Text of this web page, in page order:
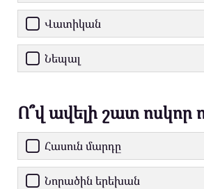
Վատիկան
Նեպալ
Ո՞վ ավելի շատ ոսկոր
Հասուն մարդը
Նորածին երեխան